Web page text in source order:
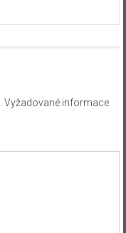
Vyžadované informace